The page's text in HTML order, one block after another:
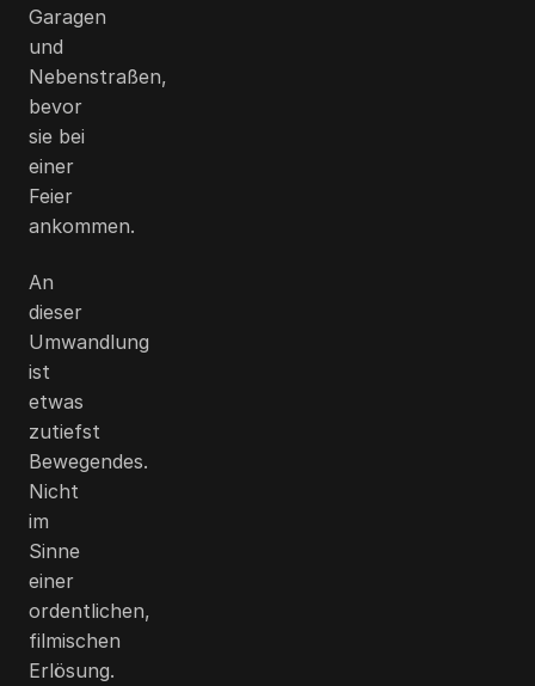
Garagen
und
Nebenstraßen,
bevor
sie bei
einer
Feier
ankommen.
An
dieser
Umwandlung
ist
etwas
zutiefst
Bewegendes.
Nicht
im
Sinne
einer
ordentlichen,
filmischen
Erlösung.